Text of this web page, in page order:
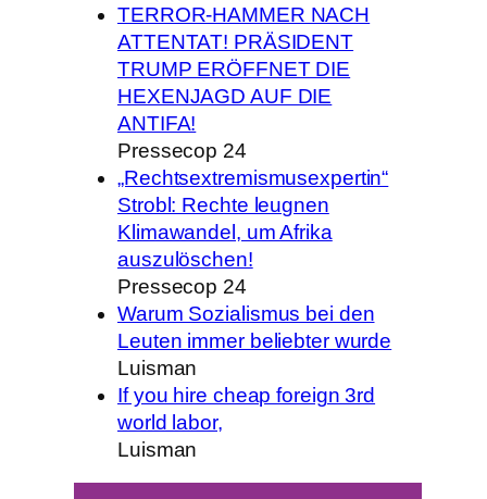
TERROR-HAMMER NACH
ATTENTAT! PRÄSIDENT
TRUMP ERÖFFNET DIE
HEXENJAGD AUF DIE
ANTIFA!
Pressecop 24
„Rechtsextremismusexpertin“
Strobl: Rechte leugnen
Klimawandel, um Afrika
auszulöschen!
Pressecop 24
Warum Sozialismus bei den
Leuten immer beliebter wurde
Luisman
If you hire cheap foreign 3rd
world labor,
Luisman